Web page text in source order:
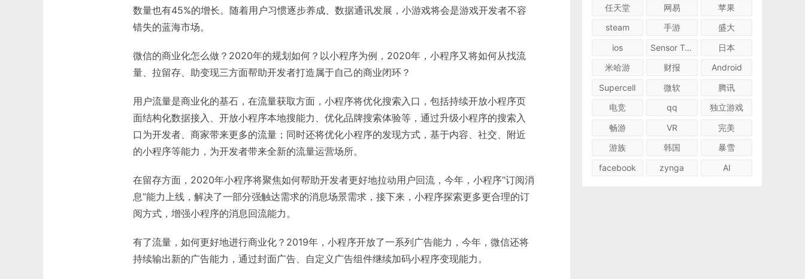
数量也有45%的增长。随着用户习惯逐步养成、数据通讯发展，小游戏将会是游戏开发者不容
错失的蓝海市场。
微信的商业化怎么做？2020年的规划如何？以小程序为例，2020年，小程序又将如何从找流
量、拉留存、助变现三方面帮助开发者打造属于自己的商业闭环？
用户流量是商业化的基石，在流量获取方面，小程序将优化搜索入口，包括持续开放小程序页
面结构化数据接入、开放小程序本地搜能力、优化品牌搜索体验等，通过升级小程序的搜索入
口为开发者、商家带来更多的流量；同时还将优化小程序的发现方式，基于内容、社交、附近
的小程序等能力，为开发者带来全新的流量运营场所。
在留存方面，2020年小程序将聚焦如何帮助开发者更好地拉动用户回流，今年，小程序“订阅消
息”能力上线，解决了一部分强触达需求的消息场景需求，接下来，小程序探索更多更合理的订
阅方式，增强小程序的消息回流能力。
有了流量，如何更好地进行商业化？2019年，小程序开放了一系列广告能力，今年，微信还将
持续输出新的广告能力，通过封面广告、自定义广告组件继续加码小程序变现能力。
任天堂
网易
苹果
steam
手游
盛大
ios
Sensor Tower
日本
米哈游
财报
Android
Supercell
微软
腾讯
电竞
qq
独立游戏
畅游
VR
完美
游族
韩国
暴雪
facebook
zynga AI